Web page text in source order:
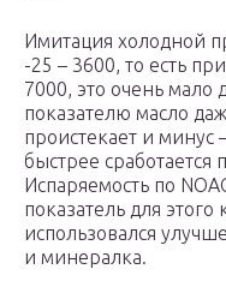
Имитация холодной
-25 – 3600, то есть
7000, это очень мало
показателю масло
проистекает и минус
быстрее сработается
Испаряемость по
показатель для этого
использовался
и минералка.